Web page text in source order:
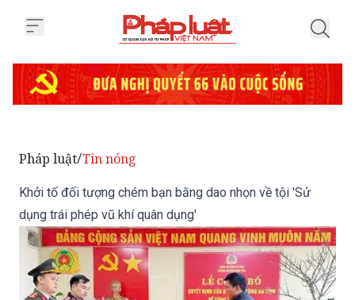
Pháp luật/Tin nóng
Khởi tố đối tượng chém bạn bằng dao nhọn về tội 'Sử
dụng trái phép vũ khí quân dụng'